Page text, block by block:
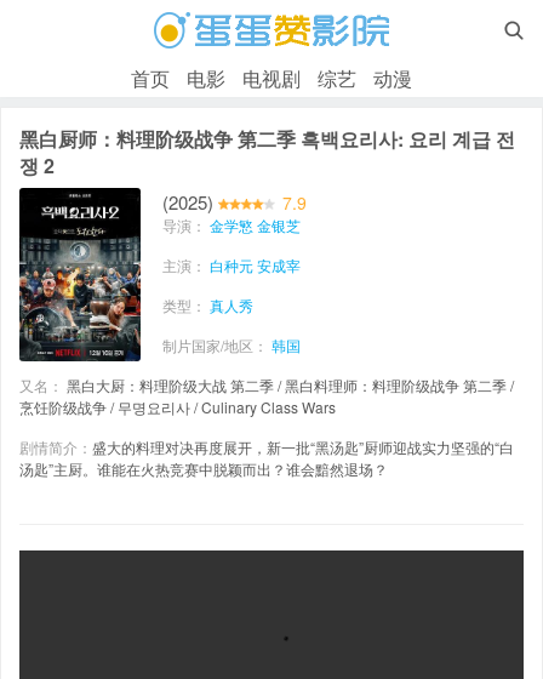

首页 电影 电视剧 综艺 动漫
黑白厨师：料理阶级战争 第二季 흑백요리사: 요리 계급 전
쟁 2
(2025) 7.9
导演： 金学慜 金银芝
主演： 白种元安成宰
类型： 真人秀
制片国家/地区： 韩国
又名： 黑白大厨：料理阶级大战 第二季 / 黑白料理师：料理阶级战争 第二季 /
烹饪阶级战争 / 무명요리사 / Culinary Class Wars
剧情简介： 盛大的料理对决再度展开，新一批“黑汤匙”厨师迎战实力坚强的“白
汤匙”主厨。谁能在火热竞赛中脱颖而出？谁会黯然退场？